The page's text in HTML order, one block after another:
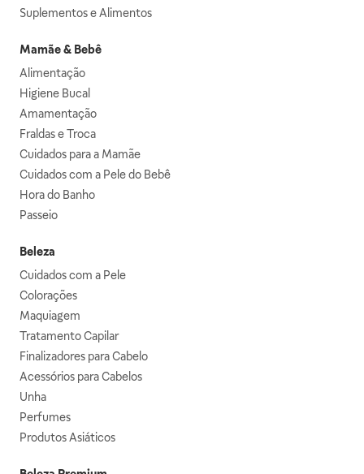
Suplementos e Alimentos
Mamãe & Bebê
Alimentação
Higiene Bucal
Amamentação
Fraldas e Troca
Cuidados para a Mamãe
Cuidados com a Pele do Bebê
Hora do Banho
Passeio
Beleza
Cuidados com a Pele
Colorações
Maquiagem
Tratamento Capilar
Finalizadores para Cabelo
Acessórios para Cabelos
Unha
Perfumes
Produtos Asiáticos